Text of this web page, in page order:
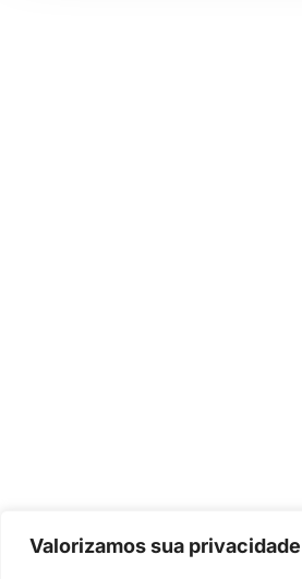
Valorizamos sua privacidade